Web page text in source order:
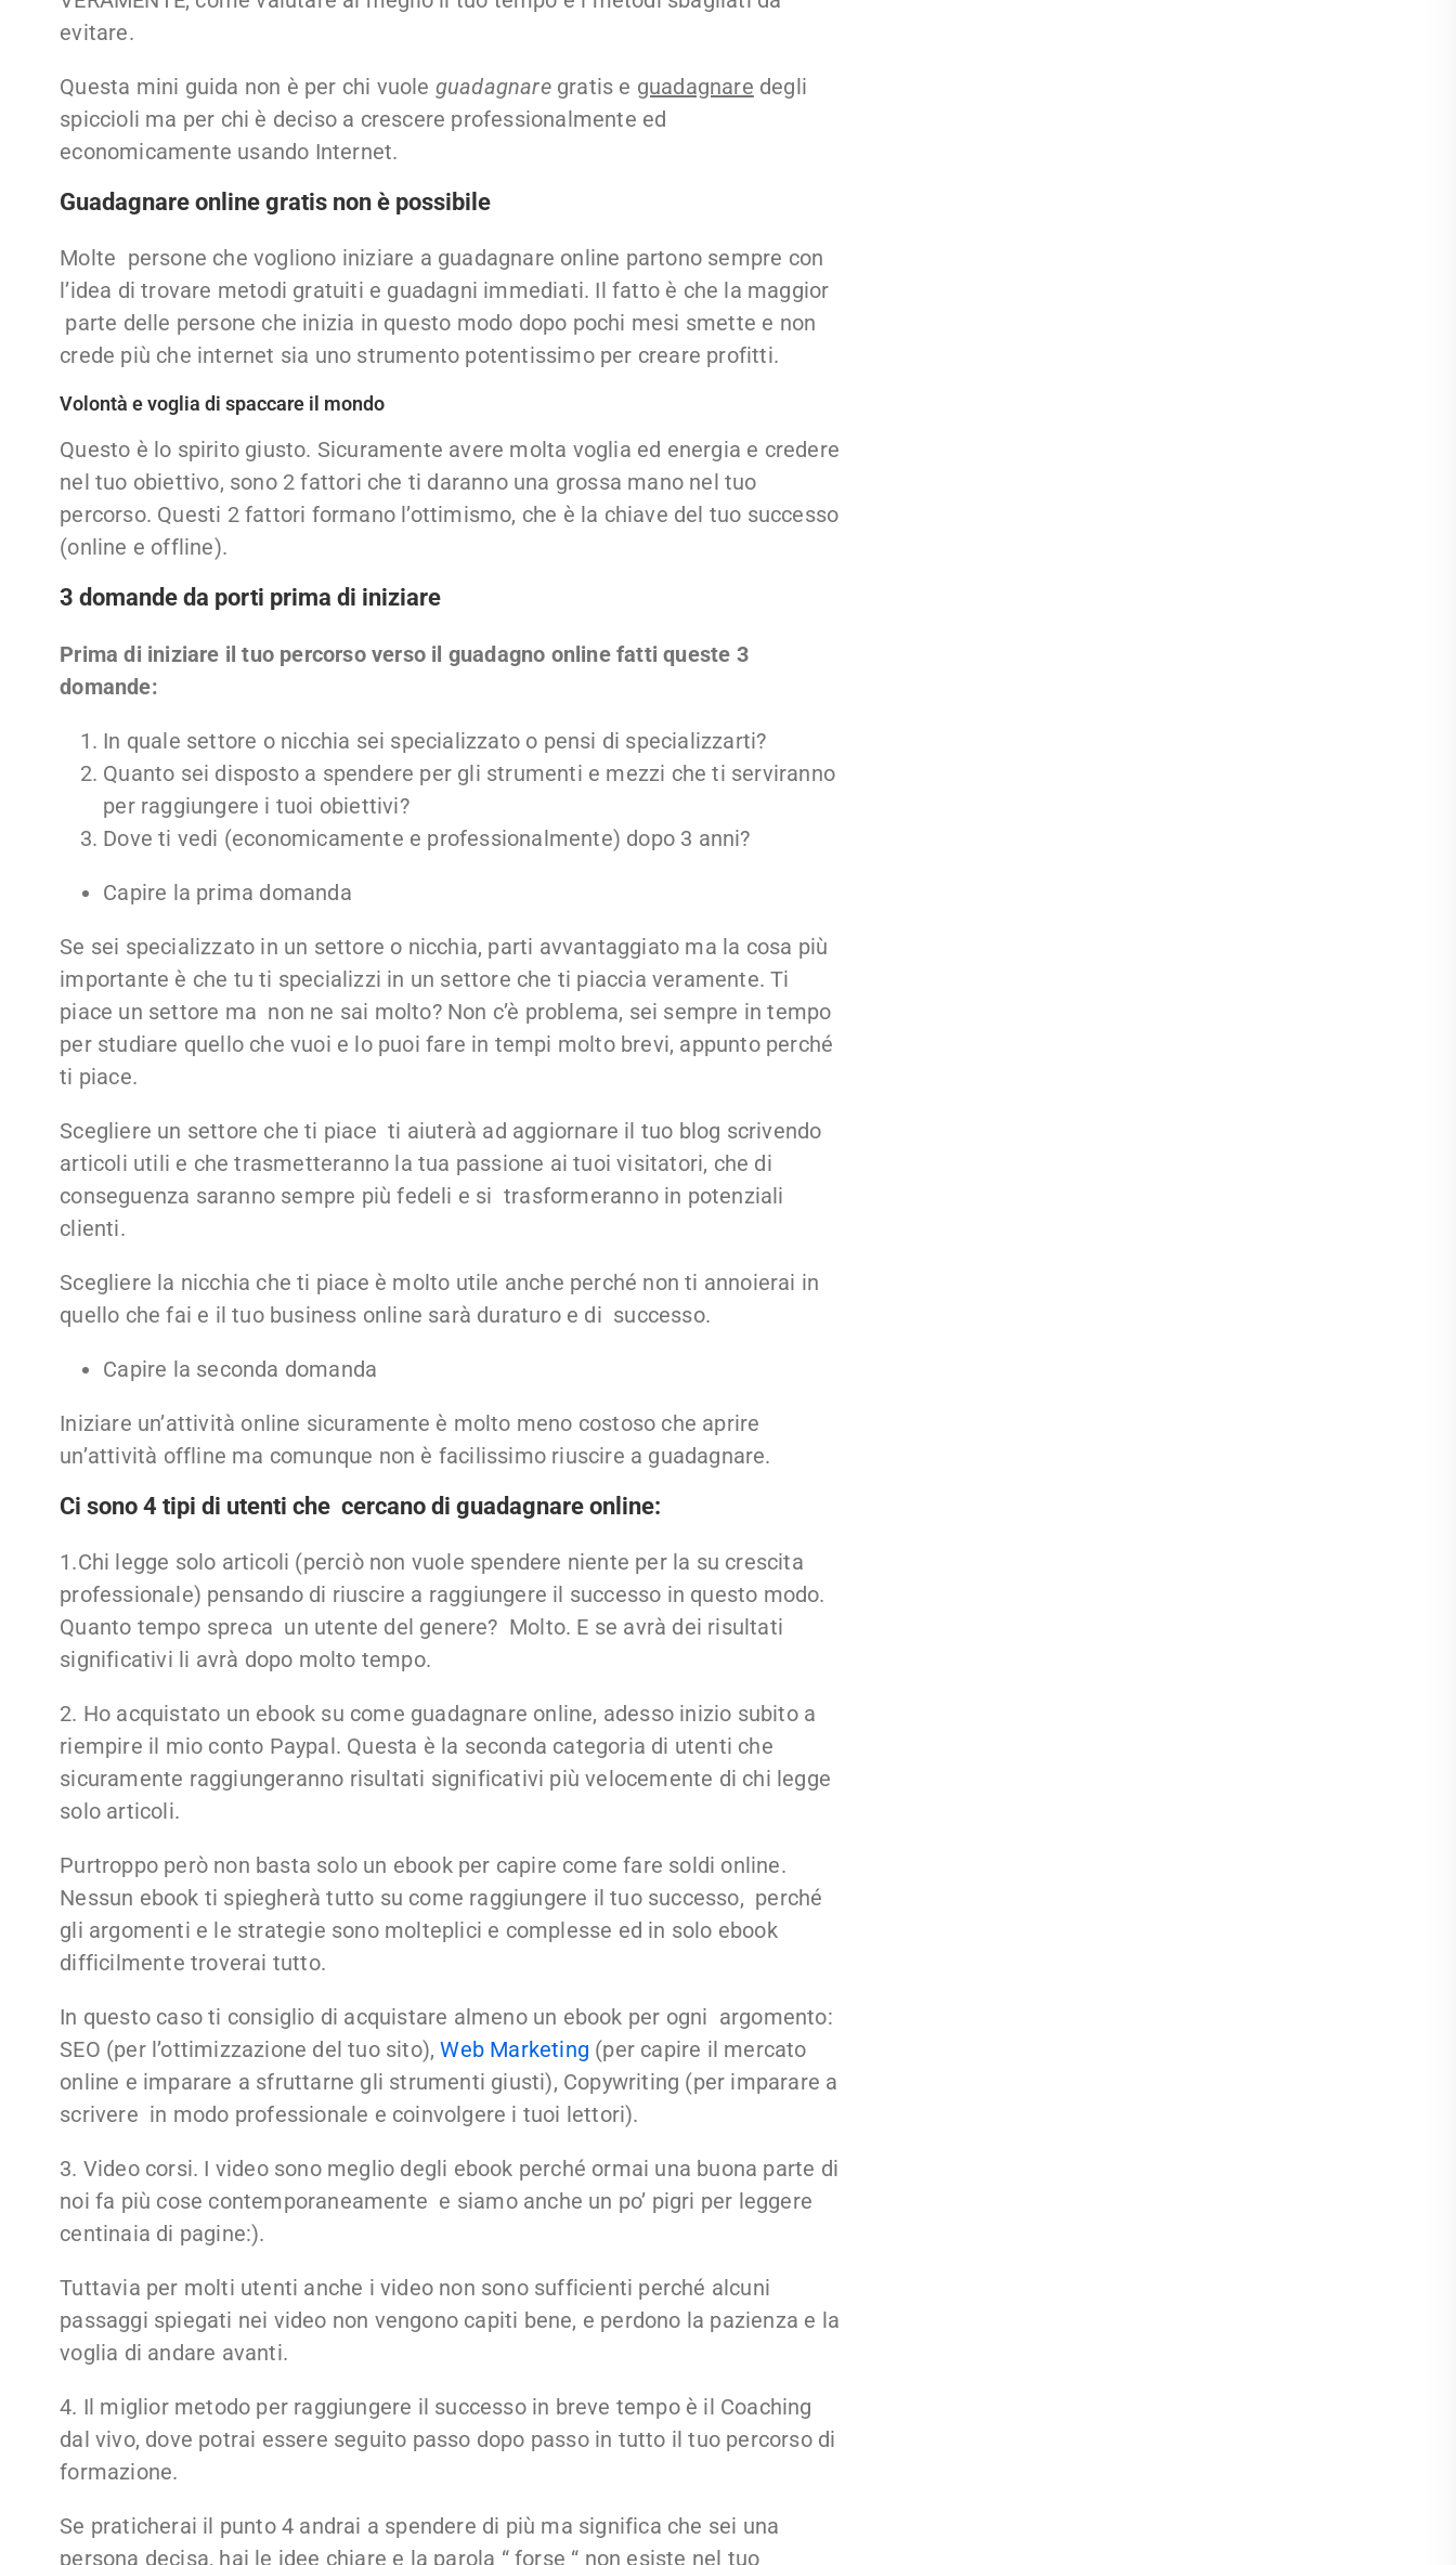
evitare.
Questa mini guida non è per chi vuole guadagnaregratis e guadagnare degli
spiccioli ma per chi è deciso a crescere professionalmente ed
economicamente usando Internet.
Guadagnare online gratis non è possibile
Molte persone che vogliono iniziare a guadagnare online partono sempre con
l’idea di trovare metodi gratuiti e guadagni immediati. Il fatto è che la maggior
parte delle persone che inizia in questo modo dopo pochi mesi smette e non
crede più che internet sia uno strumento potentissimo per creare profitti.
Volontà e voglia di spaccare il mondo
Questo è lo spirito giusto. Sicuramente avere molta voglia ed energia e credere
nel tuo obiettivo, sono 2 fattori che ti daranno una grossa mano nel tuo
percorso. Questi 2 fattori formano l’ottimismo, che è la chiave del tuo successo
(online e offline).
3 domande da porti prima di iniziare
Prima di iniziare il tuo percorso verso il guadagno online fatti queste 3
domande:
In quale settore o nicchia sei specializzato o pensi di specializzarti?
Quanto sei disposto a spendere per gli strumenti e mezzi che ti serviranno
per raggiungere i tuoi obiettivi?
Dove ti vedi (economicamente e professionalmente) dopo 3 anni?
Capire la prima domanda
Se sei specializzato in un settore o nicchia, parti avvantaggiato ma la cosa più
importante è che tu ti specializzi in un settore che ti piaccia veramente. Ti
piace un settore ma non ne sai molto? Non c’è problema, sei sempre in tempo
per studiare quello che vuoi e lo puoi fare in tempi molto brevi, appunto perché
ti piace.
Scegliere un settore che ti piace ti aiuterà ad aggiornare il tuo blog scrivendo
articoli utili e che trasmetteranno la tua passione ai tuoi visitatori, che di
conseguenza saranno sempre più fedeli e si trasformeranno in potenziali
clienti.
Scegliere la nicchia che ti piace è molto utile anche perché non ti annoierai in
quello che fai e il tuo business online sarà duraturo e di successo.
Capire la seconda domanda
Iniziare un’attività online sicuramente è molto meno costoso che aprire
un’attività offline ma comunque non è facilissimo riuscire a guadagnare.
Ci sono 4 tipi di utenti che cercano di guadagnare online:
1.Chi legge solo articoli (perciò non vuole spendere niente per la su crescita
professionale) pensando di riuscire a raggiungere il successo in questo modo.
Quanto tempo spreca un utente del genere? Molto. E se avrà dei risultati
significativi li avrà dopo molto tempo.
2. Ho acquistato un ebook su come guadagnare online, adesso inizio subito a
riempire il mio conto Paypal. Questa è la seconda categoria di utenti che
sicuramente raggiungeranno risultati significativi più velocemente di chi legge
solo articoli.
Purtroppo però non basta solo un ebook per capire come fare soldi online.
Nessun ebook ti spiegherà tutto su come raggiungere il tuo successo, perché
gli argomenti e le strategie sono molteplici e complesse ed in solo ebook
difficilmente troverai tutto.
In questo caso ti consiglio di acquistare almeno un ebook per ogni argomento:
SEO (per l’ottimizzazione del tuo sito),Web Marketing (per capire il mercato
online e imparare a sfruttarne gli strumenti giusti), Copywriting (per imparare a
scrivere in modo professionale e coinvolgere i tuoi lettori).
3. Video corsi. I video sono meglio degli ebook perché ormai una buona parte di
noi fa più cose contemporaneamente e siamo anche un po’ pigri per leggere
centinaia di pagine:).
Tuttavia per molti utenti anche i video non sono sufficienti perché alcuni
passaggi spiegati nei video non vengono capiti bene, e perdono la pazienza e la
voglia di andare avanti.
4. Il miglior metodo per raggiungere il successo in breve tempo è il Coaching
dal vivo, dove potrai essere seguito passo dopo passo in tutto il tuo percorso di
formazione.
Se praticherai il punto 4 andrai a spendere di più ma significa che sei una
persona decisa, hai le idee chiare e la parola “ forse “ non esiste nel tuo